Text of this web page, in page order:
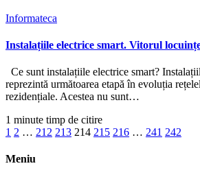
Informateca
Instalațiile electrice smart. Vitorul
Ce sunt instalațiile electrice smart?
reprezintă următoarea etapă în evoluția
rezidențiale. Acestea nu sunt…
1 minute timp de citire
1 2 … 212 213 214 215 216 … 241 242
Meniu